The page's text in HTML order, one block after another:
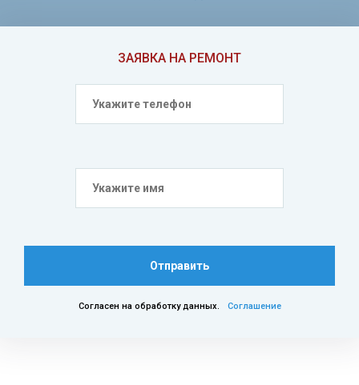
ЗАЯВКА НА РЕМОНТ
Отправить
Согласен на обработку данных. Соглашение